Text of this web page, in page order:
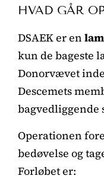
HVAD GÅR
DSAEK er en
kun de bageste
Donorvævet
Descemets
Operationen
bedøvelse og
Forløbet er: